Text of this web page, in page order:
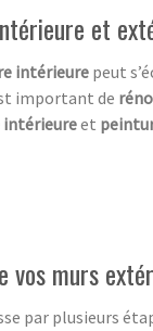
et
intérieurepeut
important de
et
vos murs
par plusieurs